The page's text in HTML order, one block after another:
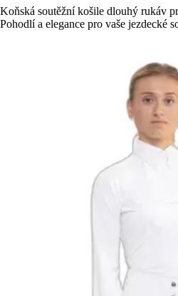
Koňská soutěžní košile dlouhý rukáv
Pohodlí a elegance pro vaše jezdecké